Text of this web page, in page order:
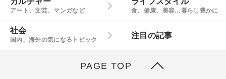
アート、文芸、マンガなど 食、健康、美容…暮らし豊かに
社会
国内、海外の気になるトピック
注目の記事
PAGE TOP